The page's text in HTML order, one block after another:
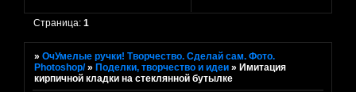
Страница:1
»ОчУмелые ручки! Творчество. Сделай сам. Фото.
Photoshop/ »Поделки, творчество и идеи »Имитация
кирпичной кладки на стеклянной бутылке